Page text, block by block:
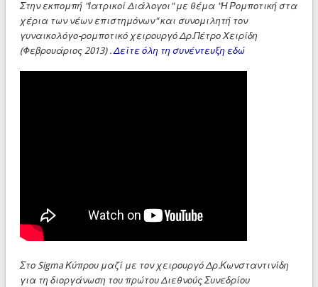
Στην εκπομπή "Ιατρικοί Διάλογοι" με θέμα "Η Ρομποτική στα
χέρια των νέων επιστημόνων" και συνομιλητή τον
γυναικολόγο-ρομποτικό χειρουργό Δρ.Πέτρο Χειρίδη
(Φεβρουάριος 2013) .Δείτε όλη τη συνέντευξη εδώ
Στο Sigma Κύπρου μαζί με τον χειρουργό Δρ.Κωνσταντινίδη
για τη διοργάνωση του πρώτου Διεθνούς Συνεδρίου